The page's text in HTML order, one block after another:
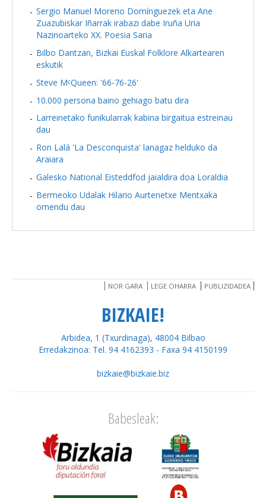
Sergio Manuel Moreno Domínguezek eta Ane
Zuazubiskar Iñarrak irabazi dabe Iruña Uria
Nazinoarteko XX. Poesia Saria
Bilbo Dantzan, Bizkai Euskal Folklore Alkartearen
eskutik
Steve MᶜQueen: '66-76-26'
10.000 persona baino gehiago batu dira
Larreinetako funikularrak kabina birgaitua estreinau
dau
Ron Lalá 'La Desconquista' lanagaz helduko da
Araiara
Galesko National Eisteddfod jaialdira doa Loraldia
Bermeoko Udalak Hilario Aurtenetxe Mentxaka
omendu dau
NOR GARA LEGE OHARRA PUBLIZIDADEA
BIZKAIE!
Arbidea, 1 (Txurdinaga), 48004 Bilbao
Erredakzinoa: Tel. 94 4162393 - Faxa 94 4150199
bizkaie@bizkaie.biz
Babesleak: